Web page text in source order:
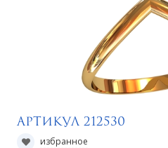
Артикул 212530
избранное